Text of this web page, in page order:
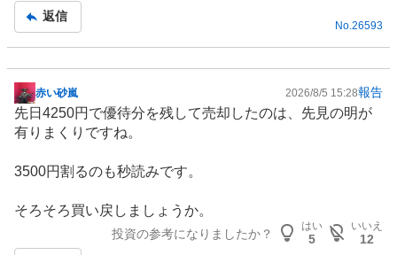
返信
No. 26593
掲
示
板
事
赤い砂嵐 2026/8/5 15:28報告
先日4250円で優待分を残して売却したのは、先見の明が
有りまくりですね。
3500円割るのも秒読みです。
そろそろ買い戻しましょうか。
投資の参考になりましたか？
はい
5
いいえ
12